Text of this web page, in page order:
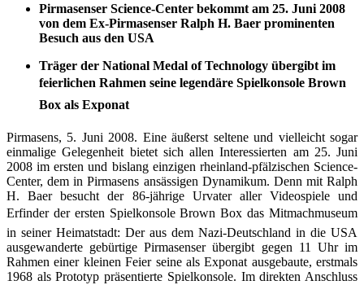
Pirmasenser Science-Center bekommt am 25. Juni 2008
von dem Ex-Pirmasenser Ralph H. Baer prominenten
Besuch aus den USA
Träger der National Medal of Technology übergibt im
feierlichen Rahmen seine legendäre Spielkonsole Brown
Box als Exponat
Pirmasens, 5. Juni 2008. Eine äußerst seltene und vielleicht sogar
einmalige Gelegen­heit bietet sich allen Interessierten am 25. Juni
2008 im ersten und bislang einzigen rheinland-pfälzischen Science-
Center, dem in Pirmasens ansässigen Dynamikum. Denn mit Ralph
H. Baer besucht der 86-jährige Urvater aller Videospiele und
Erfinder der ersten Spielkonsole Brown Box das Mitmachmuseum
in seiner Heimatstadt: Der aus dem Nazi-Deutschland in die USA
ausgewan­derte gebürtige Pirmasenser übergibt gegen 11 Uhr im
Rahmen einer kleinen Feier seine als Exponat ausgebaute, erstmals
1968 als Prototyp präsentierte Spielkonsole. Im direkten Anschluss